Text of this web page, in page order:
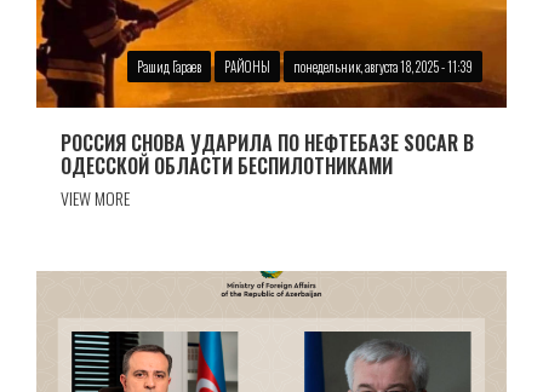
Рашид Гараев РАЙОНЫ понедельник, августа 18, 2025 - 11:39
РОССИЯ СНОВА УДАРИЛА ПО НЕФТЕБАЗЕ SOCAR В
ОДЕССКОЙ ОБЛАСТИ БЕСПИЛОТНИКАМИ
VIEW MORE